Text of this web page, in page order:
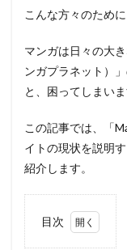
こんな方々のため
マンガは日々の大
ンガプラネット）
と、困ってしまいま
この記事では、「
イトの現状を説明
紹介します。
目次